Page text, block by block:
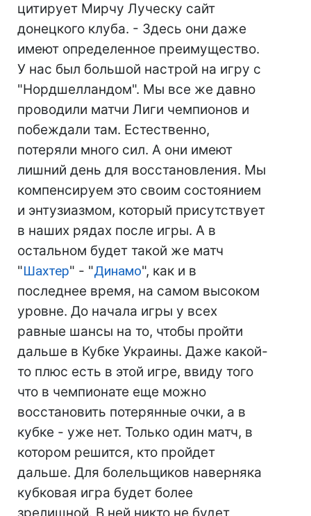
цитирует Мирчу Луческу сайт
донецкого клуба. - Здесь они даже
имеют определенное преимущество.
У нас был большой настрой на игру с
"Нордшелландом". Мы все же давно
проводили матчи Лиги чемпионов и
побеждали там. Естественно,
потеряли много сил. А они имеют
лишний день для восстановления. Мы
компенсируем это своим состоянием
и энтузиазмом, который присутствует
в наших рядах после игры. А в
остальном будет такой же матч
"Шахтер" - "Динамо", как и в
последнее время, на самом высоком
уровне. До начала игры у всех
равные шансы на то, чтобы пройти
дальше в Кубке Украины. Даже какой-
то плюс есть в этой игре, ввиду того
что в чемпионате еще можно
восстановить потерянные очки, а в
кубке - уже нет. Только один матч, в
котором решится, кто пройдет
дальше. Для болельщиков наверняка
кубковая игра будет более